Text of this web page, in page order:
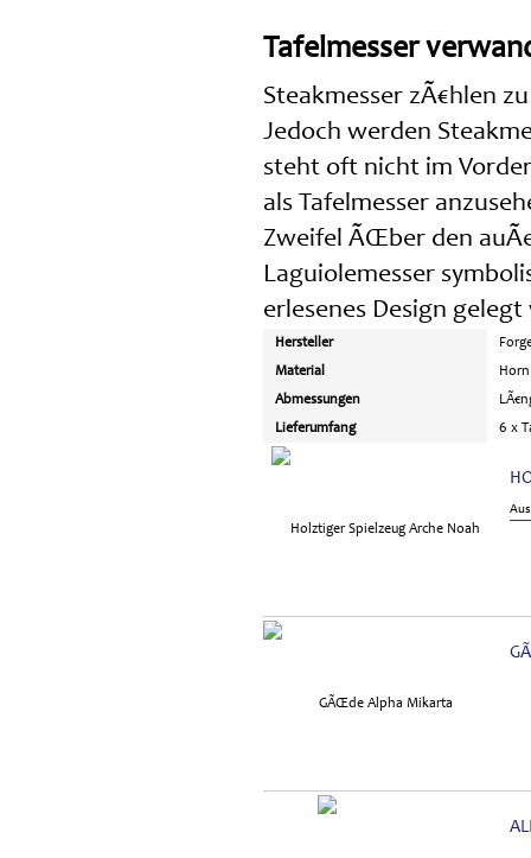
Tafelmesser
Steakmesser zÃ€hlen
Jedoch werden
steht oft nicht im
als Tafelmesser
Zweifel ÃŒber den
Laguiolemesser
erlesenes Design
Hersteller
Material
Abmessungen
Lieferumfang
6 x